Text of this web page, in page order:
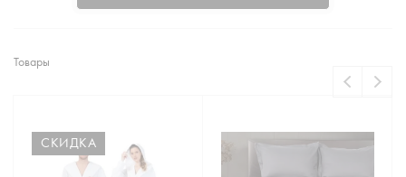
Товары
СКИДКА